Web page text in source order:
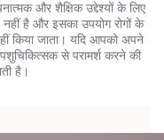
और शैक्षिक उद्देश्यों के लिए
नहीं है और इसका उपयोग रोगों के
किया जाता। यदि आपको अपने
से परामर्श करने की
है।